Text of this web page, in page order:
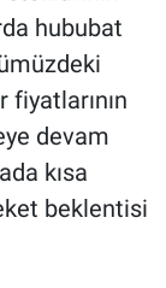
hububat
fiyatlarının
devam
kısa
beklentisi